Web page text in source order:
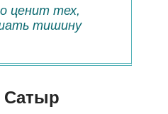
ценит тех,
тишину
Сатыр